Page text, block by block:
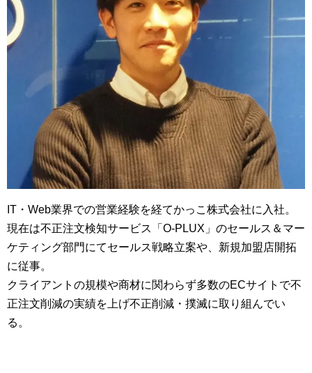
IT・Web業界での営業経験を経てかっこ株式会社に入社。
現在は不正注文検知サービス「O-PLUX」のセールス＆マー
ケティング部門にてセールス戦略立案や、新規加盟店開拓
に従事。
クライアントの規模や商材に関わらず多数のECサイトで不
正注文削減の実績を上げ不正削減・撲滅に取り組んでい
る。